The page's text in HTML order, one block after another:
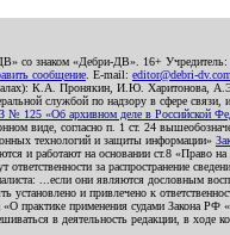
ДВ» со знаком «Дебри-ДВ». 16+
сообщение . E-mail: editor@debri-dv.com
началах): К.А. Пронякин, И.Ю.
службой по надзору в сфере связи,
№ 125 «Об архивном деле в Российской
виде, согласно п. 1 ст. 24
технологий и защиты информации»
и работают на основании ст.8 «Право
за распространение
...если они являются дословным
и привлечено к
применения судами Закона РФ
в деятельность редакции, в ходе